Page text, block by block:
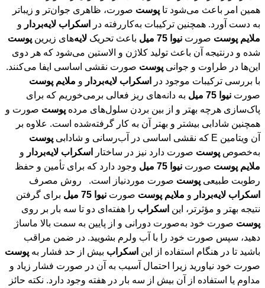
همین امر باعث می‌شود تا پوست صورت، ظاهری جوان‌تر و زیباتر
به دست آورد. همچنین ترکیبات به‌کاررفته در
اسکراب لایهبردار و
ملایم پوست صورت نیوا 75 میل باعث تحریک لایه‌های زیرین پوست
شده و درنتیجه آن باعث تولید کلاژن و الاستین می‌شود که هر دوی
این‌ها در طراوت و جوانی پوست صورت نقشی اساسی ایفا می‌کنند.
با بررسی ترکیبات موجود در
اسکراب لایهبردار و ملایم پوست
صورت نیوا 75 میل به دانه‌های ریز فعالی برمی‌خوریم که برای
پاک‌سازی هرچه بهتر و از بین بردن سلول‌های مرده پوست صورت و
همچنین شادابی بیشتر و بهتر آن به کار گرفته‌شده است. علاوه بر
آن ویتامین E که نقشی اساسی در آب‌رسانی و شادابی
پوست
به‌خصوص پوست صورت دارد نیز در ساختار اسکراب لایهبردار و
ملایم پوست صورت نیوا 75 میل وجود دارد که برای تأمین و حفظ
رطوبت طبیعی پوست صورت موردنیاز است. روش مصرف
اسکراب لایهبردار و ملایم پوست صورت نیوا 75 میل برای گرفتن
نتیجه بهتر و مؤثرتر، این اسکراب را هفته‌ای دو تا سه بار بر روی
پوست صورت خود به‌صورت دورانی و از پایین به سمت بالا ماساژ
دهید، سپس صورت خود را با آب ولرم بشویید. در ضمن مراقب
باشید تا در هنگام استفاده از این اسکراب بیش از حد فشار به پوست
صورت خود نیاورید زیرا احتمال آسیب به آن در صورت فشار زیاد و
مداوم یا استفاده از آن بیش از سه بار در هفته وجود دارد. نکته حائز